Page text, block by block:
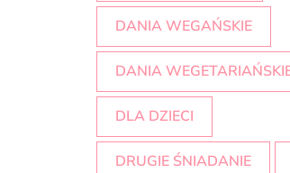
DANIA WEGAŃSKIE
DANIA
DLA DZIECI
DRUGIE ŚNIADANIE